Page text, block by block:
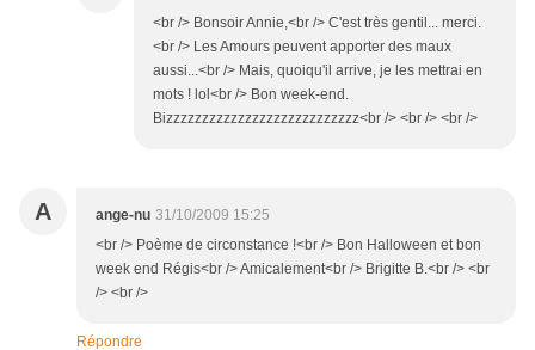
<br /> Bonsoir Annie,<br /> C'est très gentil... merci.
<br /> Les Amours peuvent apporter des maux
aussi...<br /> Mais, quoiqu'il arrive, je les mettrai en
mots ! lol<br /> Bon week-end.
Bizzzzzzzzzzzzzzzzzzzzzzzzzzz<br /> <br /> <br />
A ange-nu 31/10/2009 15:25
<br /> Poème de circonstance !<br /> Bon Halloween et bon
week end Régis<br /> Amicalement<br /> Brigitte B.<br /> <br
/> <br />
Répondre